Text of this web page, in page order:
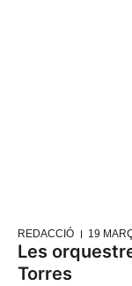
REDACCIÓ 19
Les
Torres